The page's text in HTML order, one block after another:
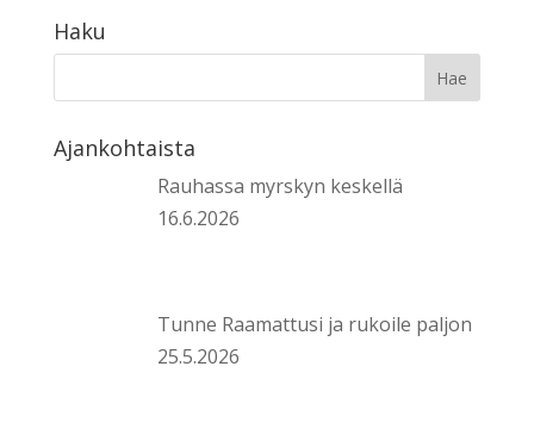
Haku
Ajankohtaista
Rauhassa myrskyn keskellä
16.6.2026
Tunne Raamattusi ja rukoile paljon
25.5.2026